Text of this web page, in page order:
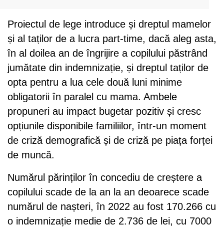
Proiectul de lege introduce și dreptul mamelor
și al taților de a lucra part-time, dacă aleg asta,
în al doilea an de îngrijire a copilului păstrând
jumătate din indemnizație, și dreptul taților de
opta pentru a lua cele două luni minime
obligatorii în paralel cu mama. Ambele
propuneri au impact bugetar pozitiv și cresc
opțiunile disponibile familiilor, într-un moment
de criză demografică și de criză pe piața forței
de muncă.
Numărul părinților în concediu de creștere a
copilului scade de la an la an deoarece scade
numărul de nașteri, în 2022 au fost 170.266 cu
o indemnizație medie de 2.736 de lei, cu 7000